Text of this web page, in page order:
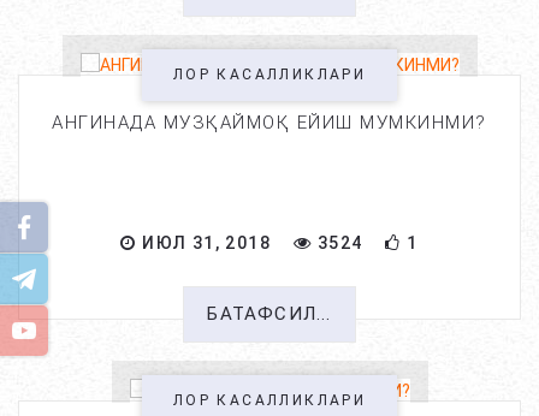
ЛОР КАСАЛЛИКЛАРИ
АНГИНАДА МУЗҚАЙМОҚ ЕЙИШ МУМКИНМИ?
ИЮЛ 31, 2018 3524 1
БАТАФСИЛ...
ЛОР КАСАЛЛИКЛАРИ